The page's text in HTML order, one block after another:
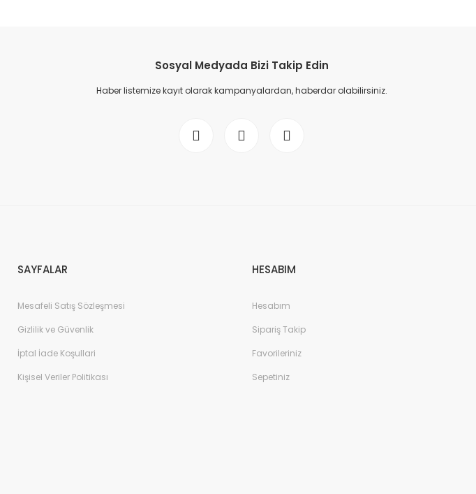
Sosyal Medyada Bizi Takip Edin
Haber listemize kayıt olarak kampanyalardan, haberdar olabilirsiniz.
SAYFALAR
Mesafeli Satış Sözleşmesi
Gizlilik ve Güvenlik
İptal İade Koşullari
Kişisel Veriler Politikası
HESABIM
Hesabım
Sipariş Takip
Favorileriniz
Sepetiniz